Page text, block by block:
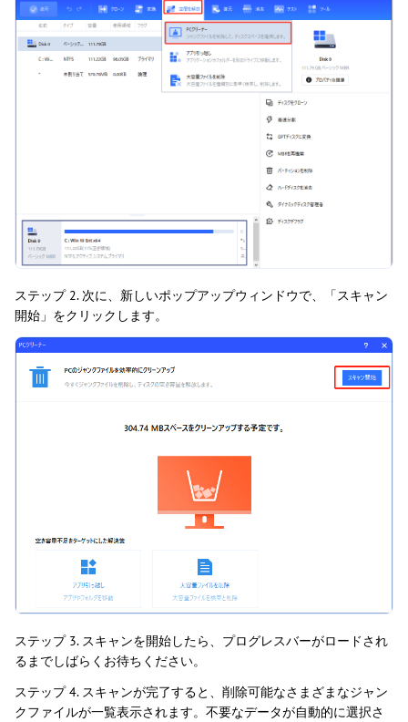
ステップ 2. 次に、新しいポップアップウィンドウで、「スキャン
開始」をクリックします。
ステップ 3. スキャンを開始したら、プログレスバーがロードされ
るまでしばらくお待ちください。
ステップ 4. スキャンが完了すると、削除可能なさまざまなジャン
クファイルが一覧表示されます。不要なデータが自動的に選択さ